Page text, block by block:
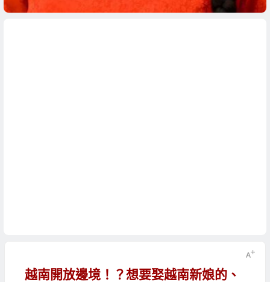
越南開放邊境！？想要娶越南新娘的、